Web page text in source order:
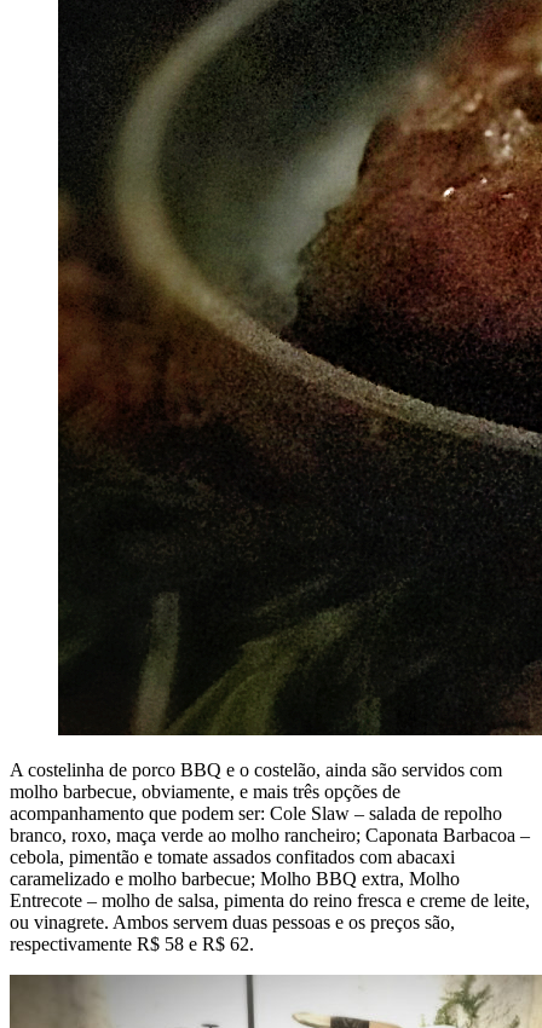
A costelinha de porco BBQ e o costelão, ainda são servidos com
molho barbecue, obviamente, e mais três opções de
acompanhamento que podem ser: Cole Slaw – salada de repolho
branco, roxo, maça verde ao molho rancheiro; Caponata Barbacoa –
cebola, pimentão e tomate assados confitados com abacaxi
caramelizado e molho barbecue; Molho BBQ extra, Molho
Entrecote – molho de salsa, pimenta do reino fresca e creme de leite,
ou vinagrete. Ambos servem duas pessoas e os preços são,
respectivamente R$ 58 e R$ 62.